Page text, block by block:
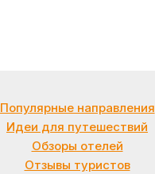
Популярные направления
Идеи для путешествий
Обзоры отелей
Отзывы туристов